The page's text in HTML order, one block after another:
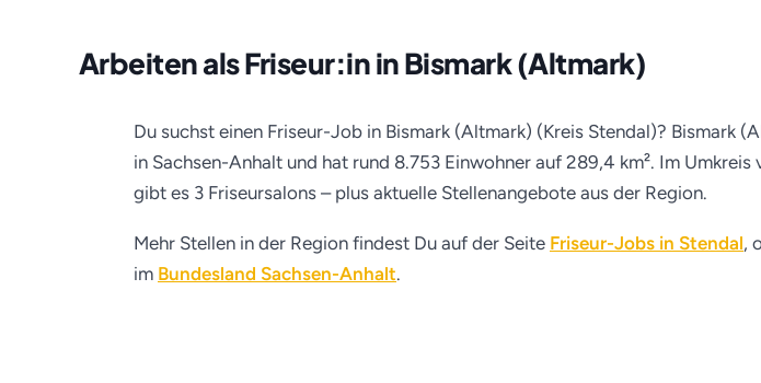
Arbeiten als Friseur:in in Bismark (Altmark)
Du suchst einen Friseur-Job in Bismark (Altmark) (Kreis Stendal)? Bismark
in Sachsen-Anhalt und hat rund 8.753 Einwohner auf 289,4 km². Im Umkreis
gibt es 3 Friseursalons – plus aktuelle Stellenangebote aus der Region.
Mehr Stellen in der Region findest Du auf der Seite Friseur-Jobs in Stendal,
im Bundesland Sachsen-Anhalt.